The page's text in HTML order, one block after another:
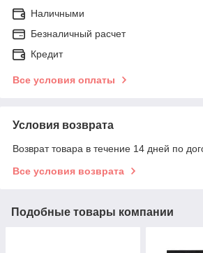
Наличными
Безналичный расчет
Кредит
Все условия оплаты
Условия возврата
Возврат товара в течение 14 дней по
Все условия возврата
Подобные товары компании